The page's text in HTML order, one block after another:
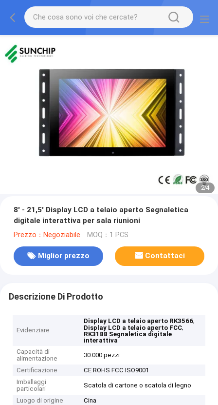
2/4
8' - 21,5' Display LCD a telaio aperto Segnaletica
digitale interattiva per sala riunioni
Prezzo：Negoziabile MOQ：1 PCS
Miglior prezzo Contattaci
Descrizione Di Prodotto
Evidenziare
Display LCD a telaio aperto RK3566,
Display LCD a telaio aperto FCC,
RK3188 Segnaletica digitale
interattiva
Capacità di
alimentazione
30.000 pezzi
Certificazione
CE ROHS FCC ISO9001
Imballaggi
particolari
Scatola di cartone o scatola di legno
Luogo di origine
Cina